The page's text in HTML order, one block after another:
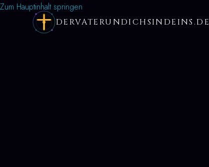
Zum Hauptinhalt springen
DERVATERUNDICHSINDEINS.DE